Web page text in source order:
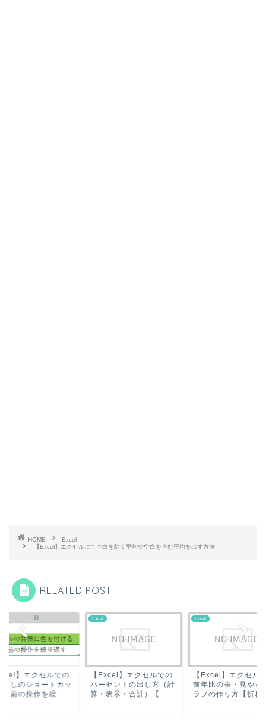
HOME
Excel
【Excel】エクセルにて空白を除く平均や空白を含む平均を出す方法
RELATED POST
】エクセルでの
返しのショートカッ
直前の操作を繰...
Excel
【Excel】エクセルでの
パーセントの出し方（計
算・表示・合計）【...
Excel
【Excel】エクセル
前年比の表・見やす
ラフの作り方【折れ